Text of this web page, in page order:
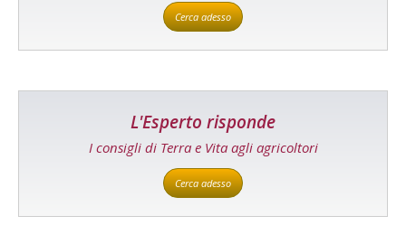
Cerca adesso
L'Esperto risponde
I consigli di Terra e Vita agli agricoltori
Cerca adesso